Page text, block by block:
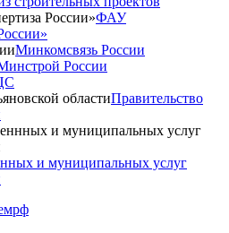
ФАУ
Минкомсвязь России
России
Правительство
и муниципальных услуг